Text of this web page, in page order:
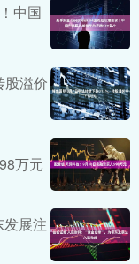
中国
股溢价
万元
发展注